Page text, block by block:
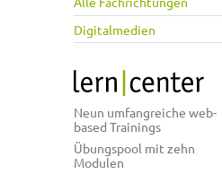
Digitalmedien
Neun umfangreiche web-
based Trainings
Übungspool mit zehn
Modulen